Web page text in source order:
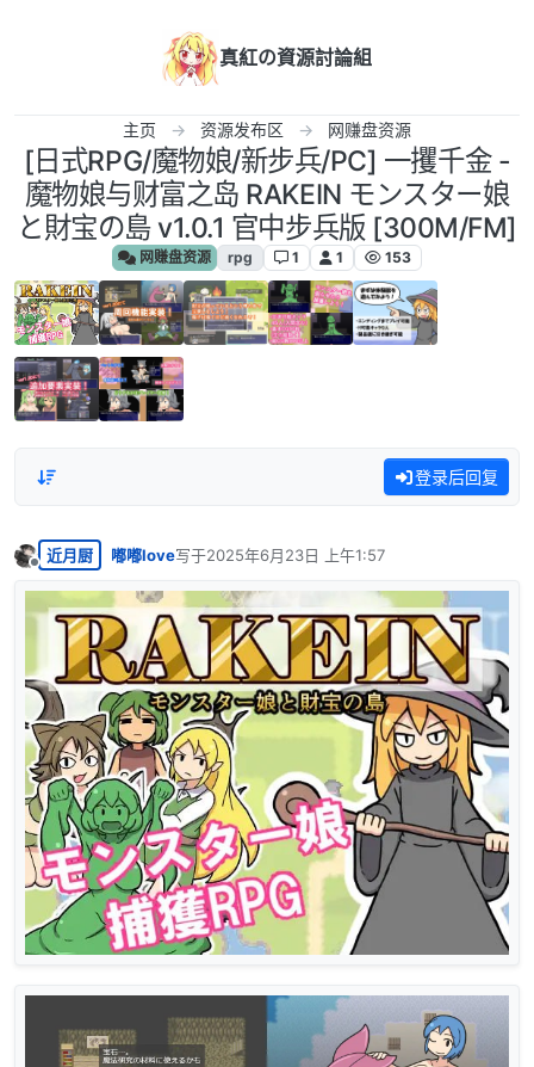
真紅の資源討論組
主页 资源发布区 网赚盘资源
[日式RPG/魔物娘/新步兵/PC] 一攫千金 -
魔物娘与财富之岛 RAKEIN モンスター娘
と財宝の島 v1.0.1 官中步兵版 [300M/FM]
网赚盘资源 rpg 1 1 153
登录后回复
离线
近月厨 嘟嘟love写于2025年6月23日 上午1:57
最后由 编辑